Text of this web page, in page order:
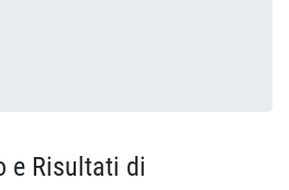
e Risultati di